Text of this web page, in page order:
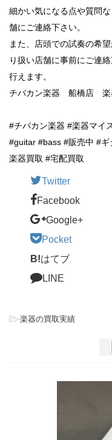
細かい気になる点や質問
舗にご連絡下さい。
また、店頭での試奏の希
り扱い店舗に事前にご連
行えます。
チバカン楽器 船橋店 楽
#チバカン楽器 #楽器マイ
#guitar #bass #販売中 #
楽器買取 #宅配買取
Twitter
Facebook
Google+
Pocket
B!はてブ
LINE
-楽器の買取実績